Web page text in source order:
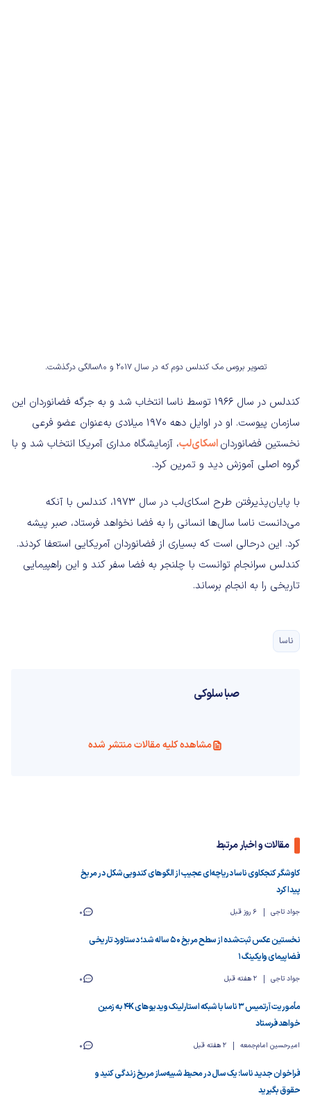
تصویر بروس مک کندلس دوم که در سال ۲۰۱۷ و ۸۰‌سالگی درگذشت.
کندلس در سال ۱۹۶۶ توسط ناسا انتخاب شد و به جرگه فضانوردان این
سازمان پیوست. او در اوایل دهه ۱۹۷۰ میلادی به‌عنوان عضو فرعی
نخستین فضانورداناسکای‌لب، آزمایشگاه مداری آمریکا انتخاب شد و با
گروه اصلی آموزش دید و تمرین کرد.
با پایان‌پذیرفتن طرح اسکای‌لب در سال ۱۹۷۳، کندلس با آنکه
می‌دانست ناسا سال‌ها انسانی را به فضا نخواهد فرستاد، صبر پیشه
کرد. این درحالی است که بسیاری از فضانوردان آمریکایی استعفا کردند.
کندلس سرانجام توانست با چلنجر به فضا سفر کند و این راهپیمایی
تاریخی را به انجام برساند.
ناسا
صبا سلوکی
مشاهده کلیه مقالات منتشر شده
مقالات و اخبار مرتبط
کاوشگر کنجکاوی ناسا دریاچه‌ای عجیب از الگوهای کندویی‌شکل در مریخ
پیدا کرد
جواد تاجی 6 روز قبل 0
نخستین عکس ثبت‌شده از سطح مریخ ۵۰ ساله شد؛ دستاورد تاریخی
فضاپیمای وایکینگ ۱
جواد تاجی 2 هفته قبل 0
مأموریت آرتمیس ۳ ناسا با شبکه استارلینک ویدیوهای 4K به زمین
خواهد فرستاد
امیرحسین امام‌جمعه 2 هفته قبل 0
فراخوان جدید ناسا: یک سال در محیط شبیه‌ساز مریخ زندگی کنید و
حقوق بگیرید